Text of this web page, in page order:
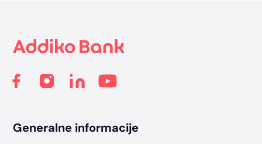
Generalne informacije